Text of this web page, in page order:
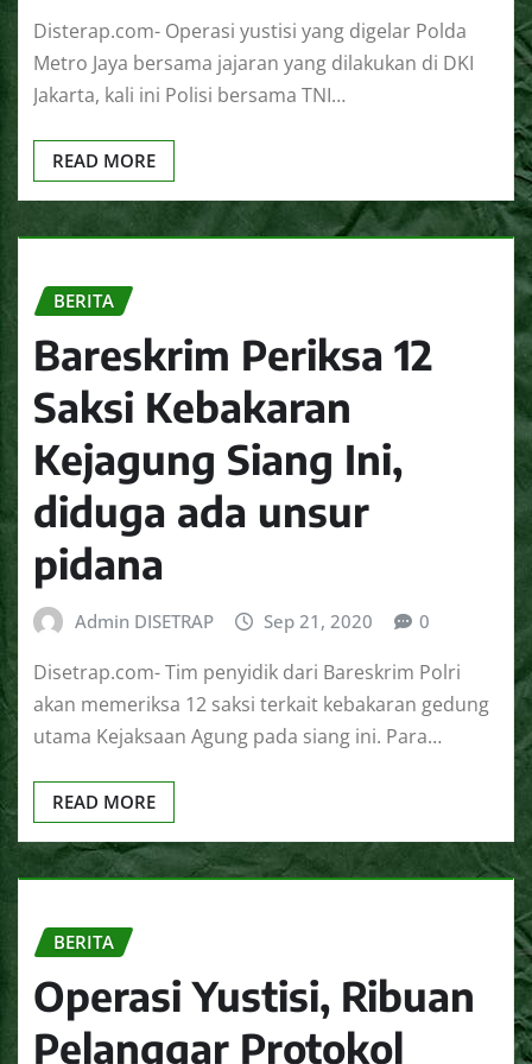
Disterap.com- Operasi yustisi yang digelar Polda
Metro Jaya bersama jajaran yang dilakukan di DKI
Jakarta, kali ini Polisi bersama TNI…
READ MORE
BERITA
Bareskrim Periksa 12
Saksi Kebakaran
Kejagung Siang Ini,
diduga ada unsur
pidana
Admin DISETRAP Sep 21, 2020 0
Disetrap.com- Tim penyidik dari Bareskrim Polri
akan memeriksa 12 saksi terkait kebakaran gedung
utama Kejaksaan Agung pada siang ini. Para…
READ MORE
BERITA
Operasi Yustisi, Ribuan
Pelanggar Protokol